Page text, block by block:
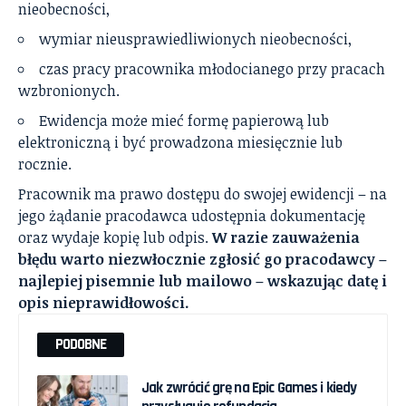
nieobecności,
wymiar nieusprawiedliwionych nieobecności,
czas pracy pracownika młodocianego przy pracach
wzbronionych.
Ewidencja może mieć formę papierową lub
elektroniczną i być prowadzona miesięcznie lub
rocznie.
Pracownik ma prawo dostępu do swojej ewidencji – na
jego żądanie pracodawca udostępnia dokumentację
oraz wydaje kopię lub odpis.W razie zauważenia
błędu warto niezwłocznie zgłosić go pracodawcy –
najlepiej pisemnie lub mailowo – wskazując datę i
opis nieprawidłowości.
PODOBNE
Jak zwrócić grę na Epic Games i kiedy